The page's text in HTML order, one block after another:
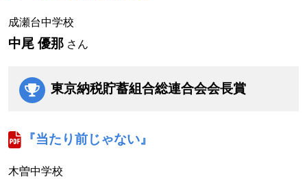
成瀬台中学校
中尾 優那 さん
東京納税貯蓄組合総連合会会長賞
『当たり前じゃない』
木曽中学校